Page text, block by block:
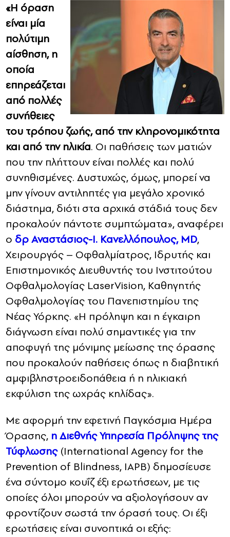
«Η όραση
είναι μία
πολύτιμη
αίσθηση, η
οποία
επηρεάζεται
από πολλές
συνήθειες
του τρόπου ζωής, από την κληρονομικότητα
και από την ηλικία. Οι παθήσεις των ματιών
που την πλήττουν είναι πολλές και πολύ
συνηθισμένες. Δυστυχώς, όμως, μπορεί να
μην γίνουν αντιληπτές για μεγάλο χρονικό
διάστημα, διότι στα αρχικά στάδιά τους δεν
προκαλούν πάντοτε συμπτώματα», αναφέρει
ο δρ Αναστάσιος-Ι. Κανελλόπουλος, MD,
Χειρουργός – Οφθαλμίατρος, Ιδρυτής και
Επιστημονικός Διευθυντής του Ινστιτούτου
Οφθαλμολογίας LaserVision, Καθηγητής
Οφθαλμολογίας του Πανεπιστημίου της
Νέας Υόρκης. «Η πρόληψη και η έγκαιρη
διάγνωση είναι πολύ σημαντικές για την
αποφυγή της μόνιμης μείωσης της όρασης
που προκαλούν παθήσεις όπως η διαβητική
αμφιβληστροειδοπάθεια ή η ηλικιακή
εκφύλιση της ωχράς κηλίδας».
Με αφορμή την εφετινή Παγκόσμια Ημέρα
Όρασης, η Διεθνής Υπηρεσία Πρόληψης της
Τύφλωσης(International Agency for the
Prevention of Blindness, IAPB) δημοσίευσε
ένα σύντομο κουΐζ έξι ερωτήσεων, με τις
οποίες όλοι μπορούν να αξιολογήσουν αν
φροντίζουν σωστά την όρασή τους. Οι έξι
ερωτήσεις είναι συνοπτικά οι εξής: